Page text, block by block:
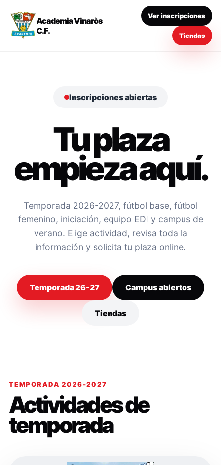
Academia Vinaròs
C.F.
Ver inscripciones
Tiendas
Inscripciones abiertas
Tu plaza
empieza aquí.
Temporada 2026-2027, fútbol base, fútbol
femenino, iniciación, equipo EDI y campus de
verano. Elige actividad, revisa toda la
información y solicita tu plaza online.
Temporada 26-27 Campus abiertos
Tiendas
TEMPORADA 2026-2027
Actividades de
temporada